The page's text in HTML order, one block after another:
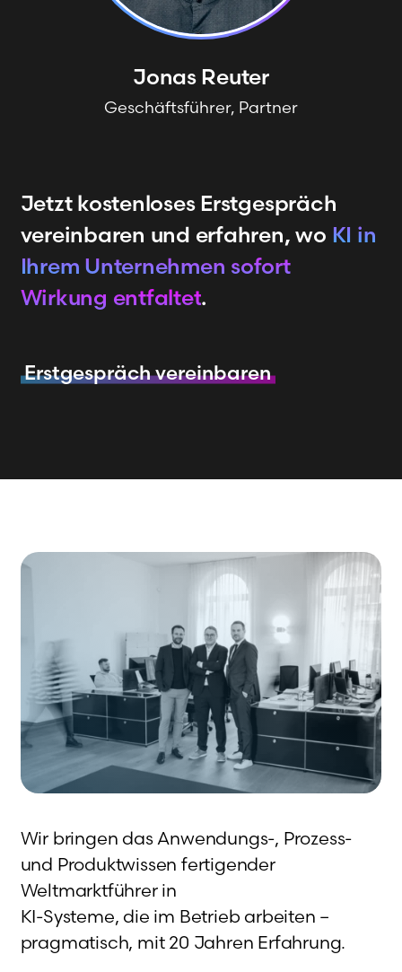
Jonas Reuter
Geschäftsführer, Partner
Jetzt kostenloses Erstgespräch
vereinbaren und erfahren, wo KI in
Ihrem Unternehmen sofort
Wirkung entfaltet.
Erstgespräch vereinbaren
Wir bringen das Anwendungs-, Prozess-
und Produktwissen fertigender
Weltmarktführer in
KI-Systeme, die im Betrieb arbeiten –
pragmatisch, mit 20 Jahren Erfahrung.